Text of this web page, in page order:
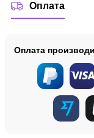
Оплата
Оплата